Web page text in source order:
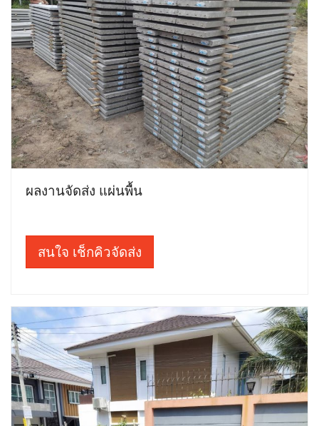
ผลงานจัดส่ง แผ่นพื้น
สนใจ เช็กคิวจัดส่ง